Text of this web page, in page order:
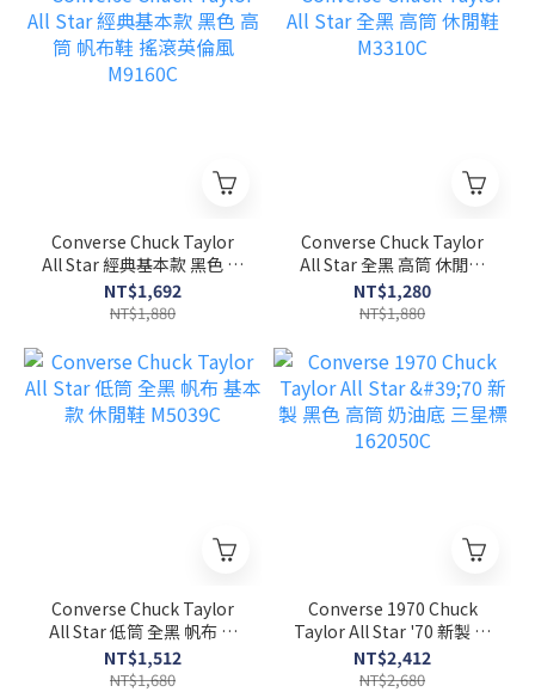
Converse Chuck Taylor
All Star 經典基本款 黑色 高
筒 帆布鞋 搖滾英倫風
M9160C
NT$1,692
NT$1,880
Converse Chuck Taylor
All Star 全黑 高筒 休閒鞋
M3310C
NT$1,280
NT$1,880
Converse Chuck Taylor
All Star 低筒 全黑 帆布 基
本款 休閒鞋 M5039C
NT$1,512
NT$1,680
Converse 1970 Chuck
Taylor All Star '70 新製 黑
色 高筒 奶油底 三星標
162050C
NT$2,412
NT$2,680